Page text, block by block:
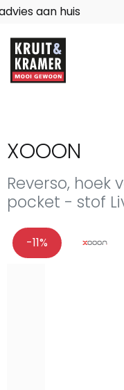
XOOON
Reverso,
pocket - stof
-11%